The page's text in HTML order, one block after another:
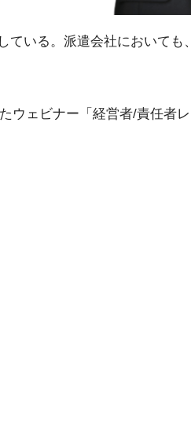
ている。派遣会社においても
ウェビナー「経営者/責任者